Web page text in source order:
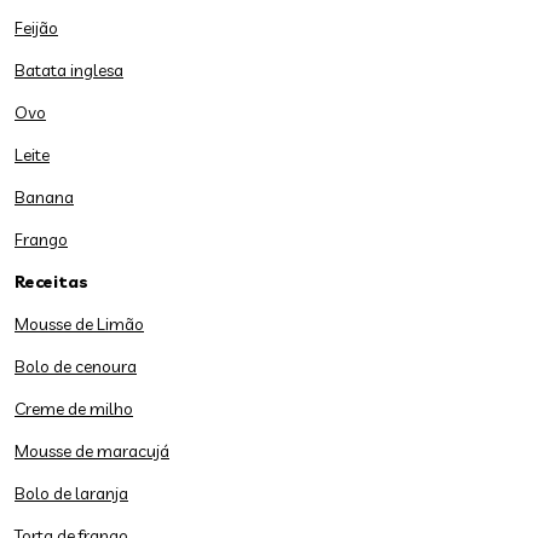
Feijão
Batata inglesa
Ovo
Leite
Banana
Frango
Receitas
Mousse de Limão
Bolo de cenoura
Creme de milho
Mousse de maracujá
Bolo de laranja